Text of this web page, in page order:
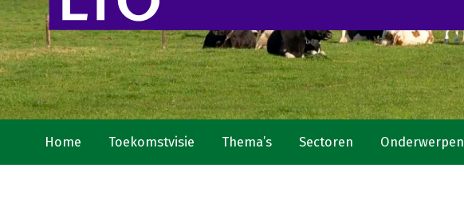
Home Toekomstvisie Thema’s Sectoren Onderwerpen